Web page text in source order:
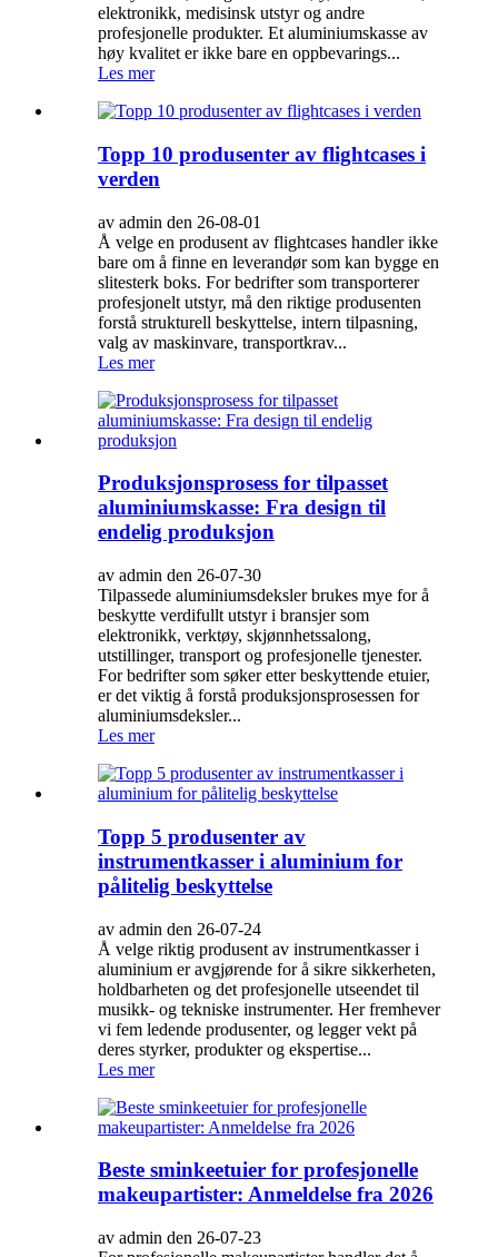
elektronikk, medisinsk utstyr og andre
profesjonelle produkter. Et aluminiumskasse av
høy kvalitet er ikke bare en oppbevarings...
Les mer
Topp 10 produsenter av flightcases i
verden
av admin den 26-08-01
Å velge en produsent av flightcases handler ikke
bare om å finne en leverandør som kan bygge en
slitesterk boks. For bedrifter som transporterer
profesjonelt utstyr, må den riktige produsenten
forstå strukturell beskyttelse, intern tilpasning,
valg av maskinvare, transportkrav...
Les mer
Produksjonsprosess for tilpasset
aluminiumskasse: Fra design til
endelig produksjon
av admin den 26-07-30
Tilpassede aluminiumsdeksler brukes mye for å
beskytte verdifullt utstyr i bransjer som
elektronikk, verktøy, skjønnhetssalong,
utstillinger, transport og profesjonelle tjenester.
For bedrifter som søker etter beskyttende etuier,
er det viktig å forstå produksjonsprosessen for
aluminiumsdeksler...
Les mer
Topp 5 produsenter av
instrumentkasser i aluminium for
pålitelig beskyttelse
av admin den 26-07-24
Å velge riktig produsent av instrumentkasser i
aluminium er avgjørende for å sikre sikkerheten,
holdbarheten og det profesjonelle utseendet til
musikk- og tekniske instrumenter. Her fremhever
vi fem ledende produsenter, og legger vekt på
deres styrker, produkter og ekspertise...
Les mer
Beste sminkeetuier for profesjonelle
makeupartister: Anmeldelse fra 2026
av admin den 26-07-23